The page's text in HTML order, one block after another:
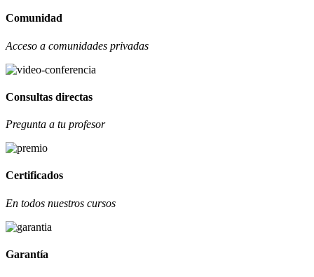
Comunidad
Acceso a comunidades privadas
Consultas directas
Pregunta a tu profesor
Certificados
En todos nuestros cursos
Garantía